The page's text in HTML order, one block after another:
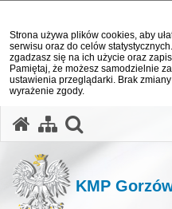
Strona używa plików cookies, aby
serwisu oraz do celów
zgadzasz się na ich użycie oraz
Pamiętaj, że możesz samodzielnie
ustawienia przeglądarki. Brak
wyrażenie zgody.
KMP